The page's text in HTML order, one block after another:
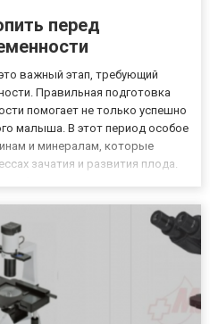
перед
важный этап, требующий
Правильная подготовка
помогает не только успешно
малыша. В этот период особое
и минералам, которые
зачатия и развития плода.